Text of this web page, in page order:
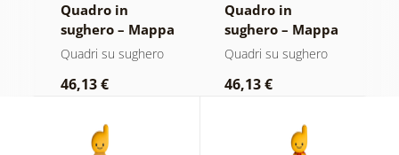
Quadro in
sughero – Mappa
su sfondo di legno
Quadri su sughero
46,13 €
Quadro in
sughero – Mappa
su legno
Quadri su sughero
46,13 €